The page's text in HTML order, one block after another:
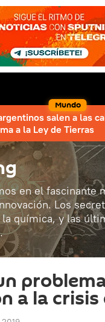
Mundo
salen a las
a la Ley de Tierras
en el fascinante
Los
química, y las
a la